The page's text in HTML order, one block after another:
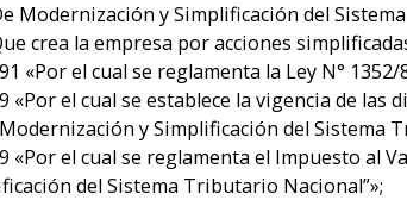
Modernización y Simplificación del
crea la empresa por acciones
«Por el cual se reglamenta la Ley N°
«Por el cual se establece la vigencia de las
y Simplificación del Sistema
«Por el cual se reglamenta el Impuesto al
del Sistema Tributario Nacional”»;